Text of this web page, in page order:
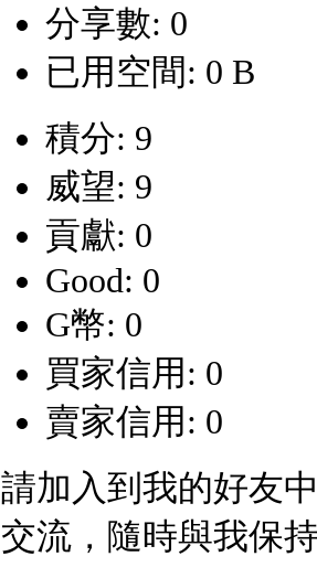
分享數: 0
已用空間: 0 B
積分: 9
威望: 9
貢獻: 0
Good: 0
G幣: 0
買家信用: 0
賣家信用: 0
請加入到我的好友
交流，隨時與我保